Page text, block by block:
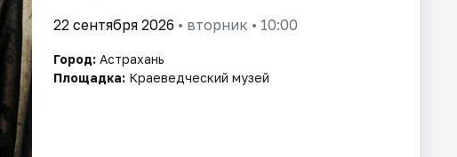
22 сентября 2026 • вторник • 10:00
Город: Астрахань
Площадка: Краеведческий музей